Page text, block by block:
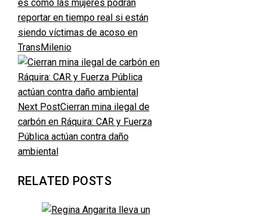
es como las mujeres podrán
reportar en tiempo real si están
siendo víctimas de acoso en
TransMilenio
Next PostCierran mina ilegal de
carbón en Ráquira: CAR y Fuerza
Pública actúan contra daño
ambiental
RELATED POSTS